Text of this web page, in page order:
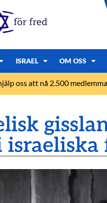
ISRAEL OM OSS
oss att nå 2.500